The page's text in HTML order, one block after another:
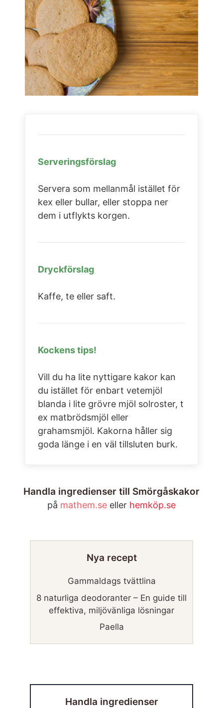
Serveringsförslag
Servera som mellanmål istället för
kex eller bullar, eller stoppa ner
dem i utflykts korgen.
Dryckförslag
Kaffe, te eller saft.
Kockens tips!
Vill du ha lite nyttigare kakor kan
du istället för enbart vetemjöl
blanda i lite grövre mjöl solroster, t
ex matbrödsmjöl eller
grahamsmjöl. Kakorna håller sig
goda länge i en väl tillsluten burk.
Handla ingredienser till Smörgåskakor
på mathem.se eller hemköp.se
Nya recept
Gammaldags tvättlina
8 naturliga deodoranter – En guide till
effektiva, miljövänliga lösningar
Paella
Handla ingredienser